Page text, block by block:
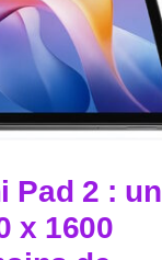
Pad 2 : un
x 1600